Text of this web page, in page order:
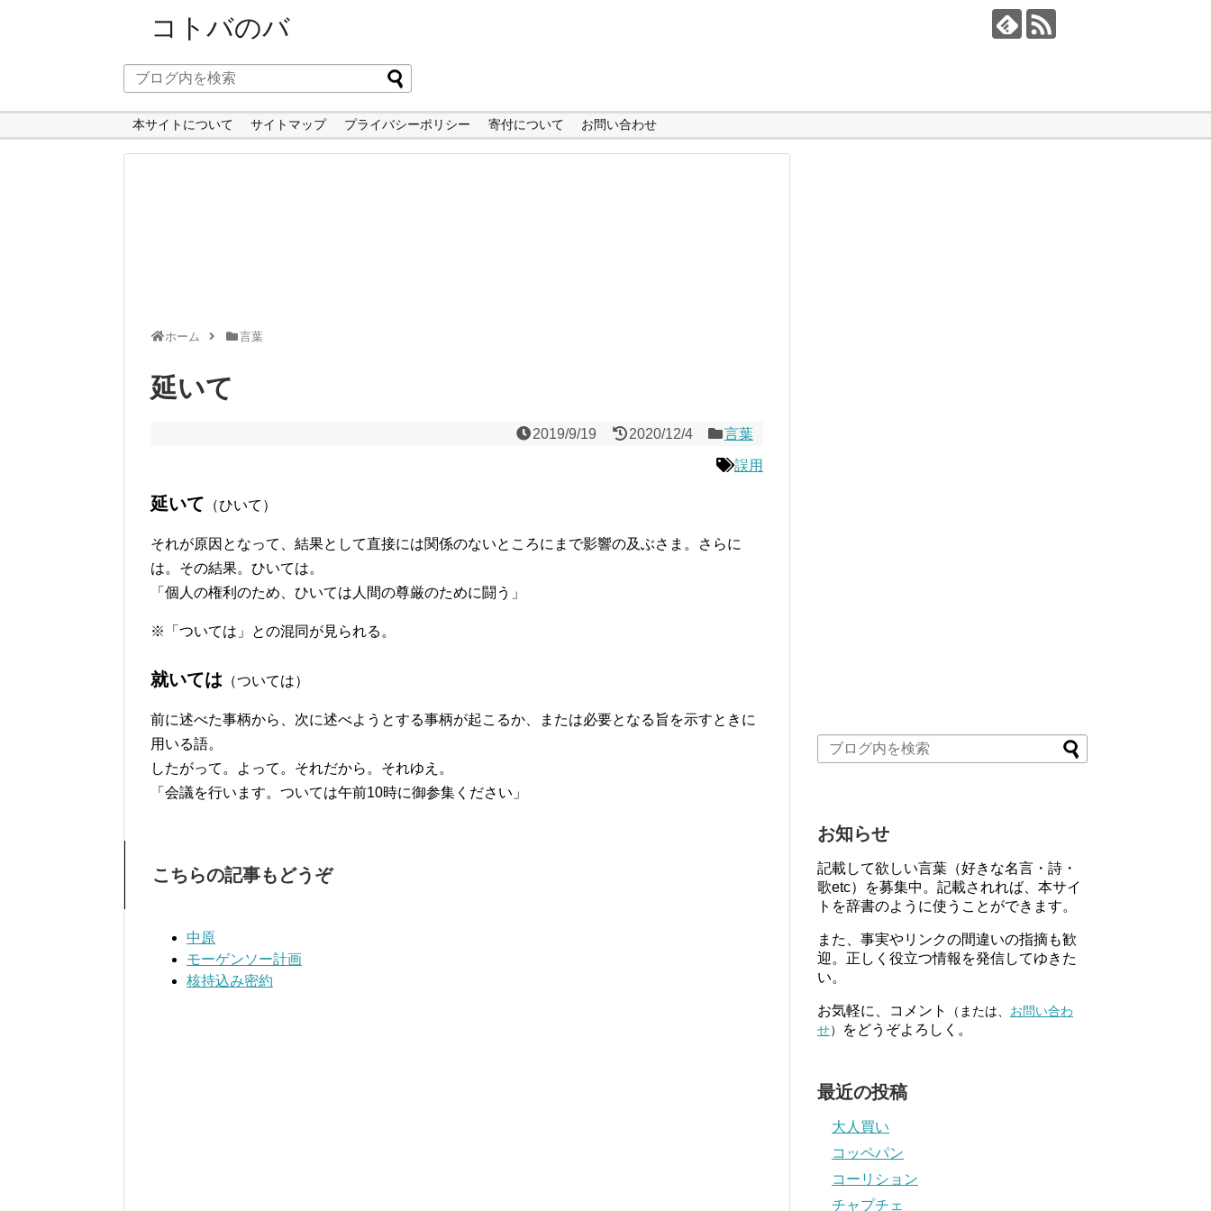
コトバのバ
本サイトについて サイトマップ プライバシーポリシー 寄付について お問い合わせ
ホーム 言葉
延いて
2019/9/19 2020/12/4 言葉
誤用
延いて （ひいて）
それが原因となって、結果として直接には関係のないところにまで影響の及ぶさま。さらに
は。その結果。ひいては。
「個人の権利のため、ひいては人間の尊厳のために闘う」
※「ついては」との混同が見られる。
就いては （ついては）
前に述べた事柄から、次に述べようとする事柄が起こるか、または必要となる旨を示すときに
用いる語。
したがって。よって。それだから。それゆえ。
「会議を行います。ついては午前10時に御参集ください」
こちらの記事もどうぞ
中原
モーゲンソー計画
核持込み密約
お知らせ
記載して欲しい言葉（好きな名言・詩・
歌etc）を募集中。記載されれば、本サイ
トを辞書のように使うことができます。
また、事実やリンクの間違いの指摘も歓
迎。正しく役立つ情報を発信してゆきた
い。
お気軽に、コメント （または、 お問い合わ
せ） をどうぞよろしく。
最近の投稿
大人買い
コッペパン
コーリション
チャプチェ